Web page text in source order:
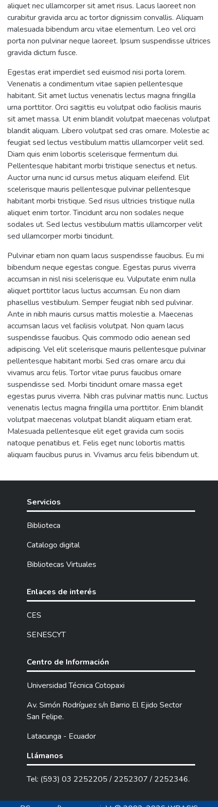
aliquet nec ullamcorper sit amet risus. Lacus laoreet non
curabitur gravida arcu ac tortor dignissim convallis. Aliquam
malesuada bibendum arcu vitae elementum. Leo vel orci
porta non pulvinar neque laoreet. Ipsum suspendisse ultrices
gravida dictum fusce.
Egestas erat imperdiet sed euismod nisi porta lorem.
Venenatis a condimentum vitae sapien pellentesque
habitant. Sit amet luctus venenatis lectus magna fringilla
urna porttitor. Orci sagittis eu volutpat odio facilisis mauris
sit amet massa. Ut enim blandit volutpat maecenas volutpat
blandit aliquam. Libero volutpat sed cras ornare. Molestie ac
feugiat sed lectus vestibulum mattis ullamcorper velit sed.
Diam quis enim lobortis scelerisque fermentum dui.
Pellentesque habitant morbi tristique senectus et netus.
Auctor urna nunc id cursus metus aliquam eleifend. Elit
scelerisque mauris pellentesque pulvinar pellentesque
habitant morbi tristique. Sed risus ultricies tristique nulla
aliquet enim tortor. Tincidunt arcu non sodales neque
sodales ut. Sed lectus vestibulum mattis ullamcorper velit
sed ullamcorper morbi tincidunt.
Pulvinar etiam non quam lacus suspendisse faucibus. Eu mi
bibendum neque egestas congue. Egestas purus viverra
accumsan in nisl nisi scelerisque eu. Vulputate enim nulla
aliquet porttitor lacus luctus accumsan. Eu non diam
phasellus vestibulum. Semper feugiat nibh sed pulvinar.
Ante in nibh mauris cursus mattis molestie a. Maecenas
accumsan lacus vel facilisis volutpat. Non quam lacus
suspendisse faucibus. Quis commodo odio aenean sed
adipiscing. Vel elit scelerisque mauris pellentesque pulvinar
pellentesque habitant morbi. Sed cras ornare arcu dui
vivamus arcu felis. Tortor vitae purus faucibus ornare
suspendisse sed. Morbi tincidunt ornare massa eget
egestas purus viverra. Nibh cras pulvinar mattis nunc. Luctus
venenatis lectus magna fringilla urna porttitor. Enim blandit
volutpat maecenas volutpat blandit aliquam etiam erat.
Malesuada pellentesque elit eget gravida cum sociis
natoque penatibus et. Felis eget nunc lobortis mattis
aliquam faucibus purus in. Vivamus arcu felis bibendum ut.
Servicios
Biblioteca
Catalogo digital
Bibliotecas Virtuales
Enlaces de interés
CES
SENESCYT
Centro de Información
Universidad Técnica Cotopaxi
Av. Simón Rodríguez s/n Barrio El Ejido Sector
San Felipe.
Latacunga - Ecuador
Llámanos
Tel: (593) 03 2252205 / 2252307 / 2252346.